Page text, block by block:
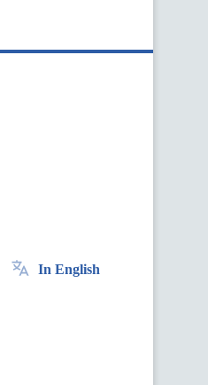
In English